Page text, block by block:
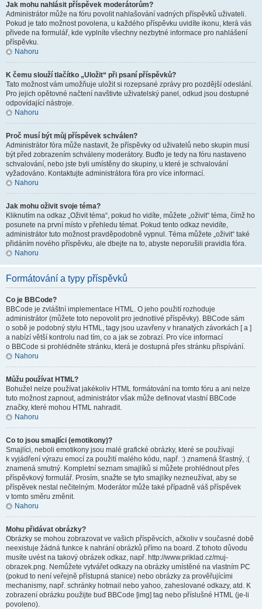
Jak mohu nahlásit příspěvek moderátorům?
Administrátor může na fóru povolit nahlašování vadných příspěvků uživateli.
Pokud je tato možnost povolena, u každého příspěvku uvidíte ikonu, která vás
přivede na formulář, kde vyplníte všechny nezbytné informace pro nahlášení
příspěvku.
Nahoru
K čemu slouží tlačítko „Uložit“ při psaní příspěvků?
Tato možnost vám umožňuje uložit si rozepsané zprávy pro pozdější odeslání.
Pro jejich opětovné načtení navštivte uživatelský panel, odkud jsou dostupné
odpovídající nástroje.
Nahoru
Proč musí být můj příspěvek schválen?
Administrátor fóra může nastavit, že příspěvky od uživatelů nebo skupin musí
být před zobrazením schváleny moderátory. Buďto je tedy na fóru nastaveno
schvalování, nebo jste byli umístěny do skupiny, u které je schvalování
vyžadováno. Kontaktujte administrátora fóra pro více informací.
Nahoru
Jak mohu oživit svoje téma?
Kliknutím na odkaz „Oživit téma“, pokud ho vidíte, můžete „oživit“ téma, čímž ho
posunete na první místo v přehledu témat. Pokud tento odkaz nevidíte,
administrátor tuto možnost pravděpodobně vypnul. Téma můžete „oživit“ také
přidáním nového příspěvku, ale dbejte na to, abyste neporušili pravidla fóra.
Nahoru
Formátování a typy příspěvků
Co je BBCode?
BBCode je zvláštní implementace HTML. O jeho použití rozhoduje
administrátor (můžete toto nepovolit pro jednotlivé příspěvky). BBCode sám
o sobě je podobný stylu HTML, tagy jsou uzavřeny v hranatých závorkách [ a ]
a nabízí větší kontrolu nad tím, co a jak se zobrazí. Pro více informací
o BBCode si prohlédněte stránku, která je dostupná přes stránku přispívání.
Nahoru
Můžu používat HTML?
Bohužel nelze používat jakékoliv HTML formátování na tomto fóru a ani nelze
tuto možnost zapnout, administrátor však může definovat vlastní BBCode
značky, které mohou HTML nahradit.
Nahoru
Co to jsou smajlíci (emotikony)?
Smajlíci, neboli emotikony jsou malé grafické obrázky, které se používají
k vyjádření výrazu emocí za použití malého kódu, např. :) znamená šťastný, :(
znamená smutný. Kompletní seznam smajlíků si můžete prohlédnout přes
příspěvkový formulář. Prosím, snažte se tyto smajlíky nezneužívat, aby se
příspěvek nestal nečitelným. Moderátor může také případně váš příspěvek
v tomto směru změnit.
Nahoru
Mohu přidávat obrázky?
Obrázky se mohou zobrazovat ve vašich příspěvcích, ačkoliv v současné době
neexistuje žádná funkce k nahrání obrázků přímo na board. Z tohoto důvodu
musíte uvést na takový obrázek odkaz, např. http://www.priklad.cz/muj-
obrazek.png. Nemůžete vytvářet odkazy na obrázky umístěné na vlastním PC
(pokud to není veřejně přístupná stanice) nebo obrázky za prověřujícími
mechanismy, např. schránky hotmail nebo yahoo, zaheslované odkazy, atd. K
zobrazení obrázku použijte buď BBCode [img] tag nebo příslušné HTML (je-li
povoleno).